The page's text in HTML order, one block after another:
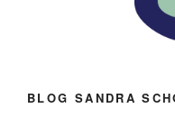
BLOG SANDRA